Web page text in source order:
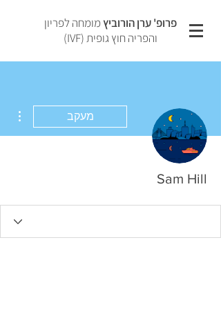
פרופ' ערן הורוביץ מומחה לפריון
והפריה חוץ גופית (IVF)
מעקב
Sam Hill